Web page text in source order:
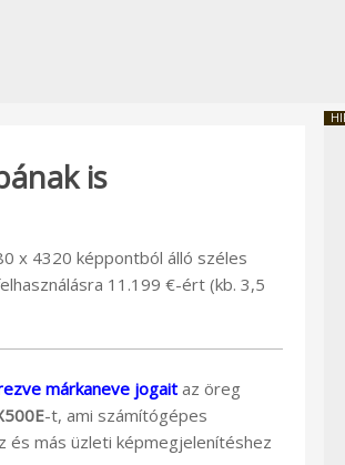
is
x 4320 képpontból álló széles
11.199 €-ért (kb. 3,5
márkaneve jogait az öreg
-t, ami számítógépes
és más üzleti képmegjelenítéshez